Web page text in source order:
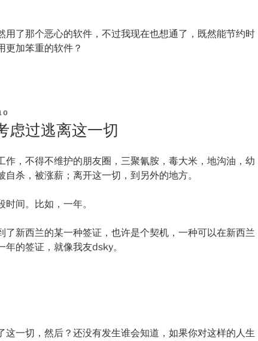
用了那个恶心的软件，不过我现在也想通了，既然能节约时
更加笨重的软件？
虑过逃离这一切
作，不得不维护的朋友圈，三聚氰胺，毒大米，地沟油，幼
自杀，被涨薪；离开这一切，到另外的地方。
时间。比如，一年。
了新西兰的某一种签证，也许是个契机，一种可以在新西兰
年的签证，就像我友dsky。
这一切，然后？还没有发生谁会知道，如果你对这样的人生